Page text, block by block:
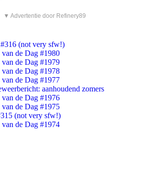
▼ Advertentie door Refinery89
(not very sfw!)
van de Dag #1980
van de Dag #1979
van de Dag #1978
van de Dag #1977
aanhoudend zomers
van de Dag #1976
van de Dag #1975
(not very sfw!)
van de Dag #1974